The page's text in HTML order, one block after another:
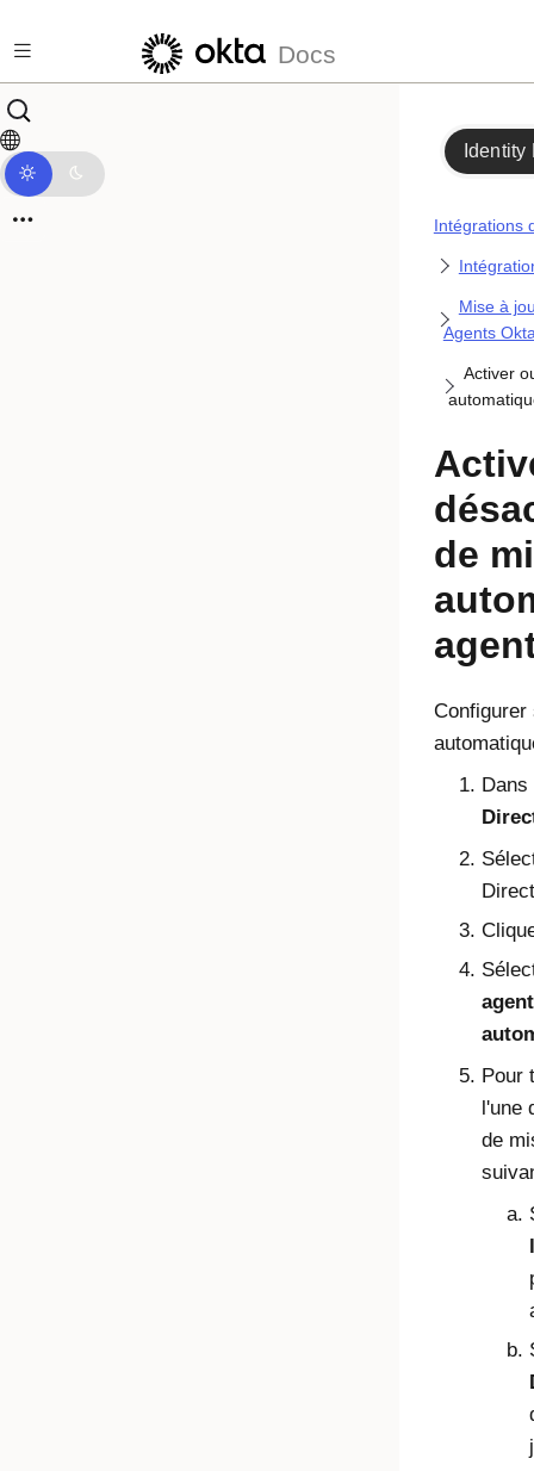
Docs
Identity
Intégrations
Mise à
Agents
Activer
de
Configurer
Pour
l'une
de